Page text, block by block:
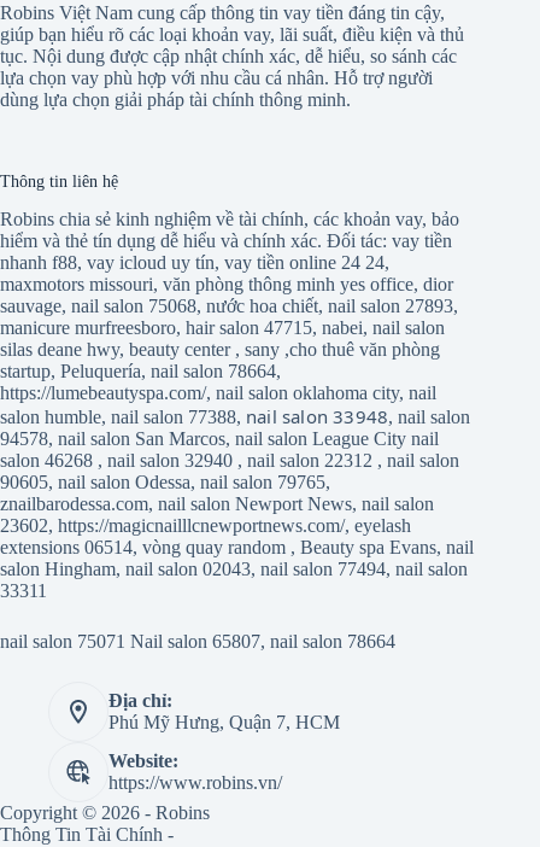
Robins Việt Nam cung cấp thông tin vay tiền đáng tin cậy,
giúp bạn hiểu rõ các loại khoản vay, lãi suất, điều kiện và thủ
tục. Nội dung được cập nhật chính xác, dễ hiểu, so sánh các
lựa chọn vay phù hợp với nhu cầu cá nhân. Hỗ trợ người
dùng lựa chọn giải pháp tài chính thông minh.
Thông tin liên hệ
Robins chia sẻ kinh nghiệm về tài chính, các khoản vay, bảo
hiểm và thẻ tín dụng dễ hiểu và chính xác. Đối tác: vay tiền
nhanh f88, vay icloud uy tín, vay tiền online 24 24,
maxmotors missouri, văn phòng thông minh yes office, dior
sauvage, nail salon 75068, nước hoa chiết, nail salon 27893,
manicure murfreesboro, hair salon 47715, nabei, nail salon
silas deane hwy, beauty center, sany ,cho thuê văn phòng
startup, Peluquería, nail salon 78664,
https://lumebeautyspa.com/, nail salon oklahoma city, nail
salon humble, nail salon 77388, nail salon 33948,nail salon
94578, nail salon San Marcos, nail salon League City nail
salon 46268 , nail salon 32940 , nail salon 22312 , nail salon
90605, nail salon Odessa, nail salon 79765,
znailbarodessa.com, nail salon Newport News, nail salon
23602, https://magicnailllcnewportnews.com/, eyelash
extensions 06514, vòng quay random , Beauty spa Evans, nail
salon Hingham, nail salon 02043, nail salon 77494, nail salon
33311
nail salon 75071 Nail salon 65807, nail salon 78664
Địa chỉ:
Phú Mỹ Hưng, Quận 7, HCM
Website:
https://www.robins.vn/
Copyright © 2026 - Robins
Thông Tin Tài Chính -